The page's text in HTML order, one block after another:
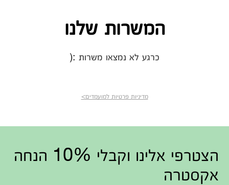
המשרות שלנו
כרגע לא נמצאו משרות :(
מדיניות פרטיות למועמדים>
הצטרפי אלינו וקבלי 10% הנחה
אקסטרה